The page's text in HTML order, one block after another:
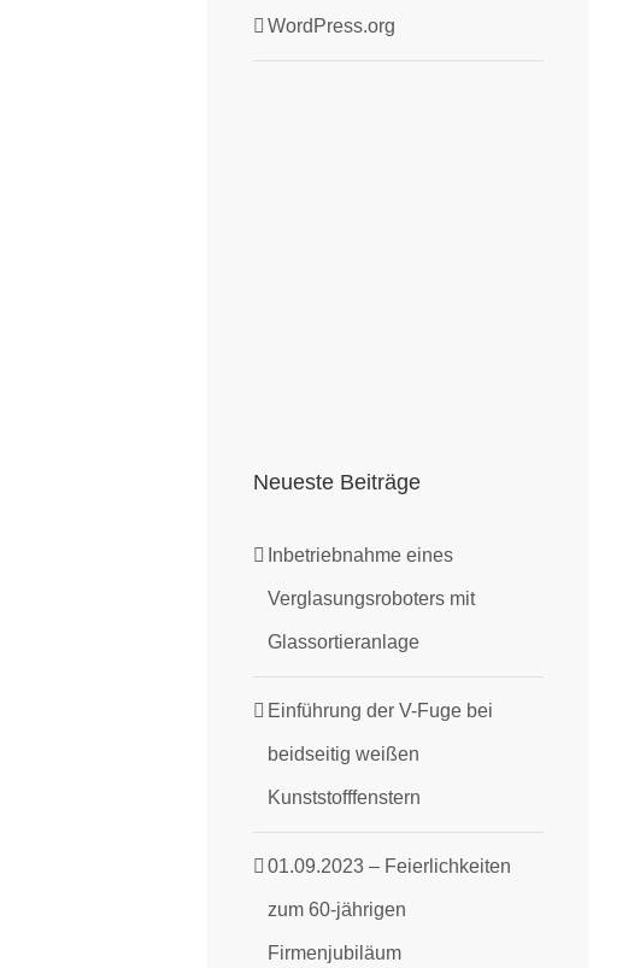
WordPress.org
Neueste Beiträge
Inbetriebnahme eines
Verglasungsroboters mit
Glassortieranlage
Einführung der V-Fuge bei
beidseitig weißen
Kunststofffenstern
01.09.2023 – Feierlichkeiten
zum 60-jährigen
Firmenjubiläum